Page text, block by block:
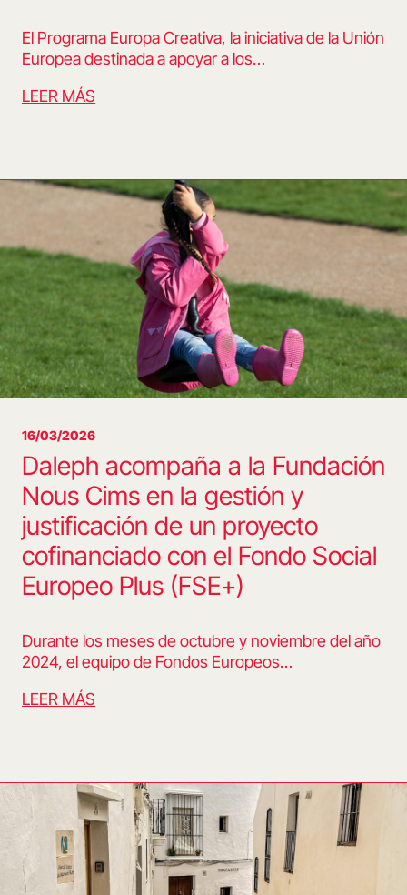
El Programa Europa Creativa, la iniciativa de la Unión
Europea destinada a apoyar a los…
LEER MÁS
16/03/2026
Daleph acompaña a la Fundación
Nous Cims en la gestión y
justificación de un proyecto
cofinanciado con el Fondo Social
Europeo Plus (FSE+)
Durante los meses de octubre y noviembre del año
2024, el equipo de Fondos Europeos…
LEER MÁS